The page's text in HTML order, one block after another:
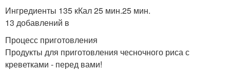
Ингредиенты 135 кКал 25 мин.25 мин.
13 добавлений в
Процесс приготовления
Продукты для приготовления чесночного риса с
креветками - перед вами!